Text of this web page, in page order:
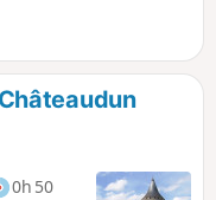
0h 50